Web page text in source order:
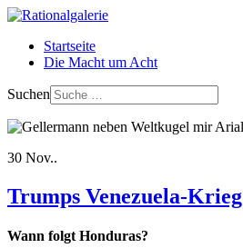
Startseite
Die Macht um Acht
Suchen
30 Nov..
Trumps Venezuela-Krieg
Wann folgt Honduras?